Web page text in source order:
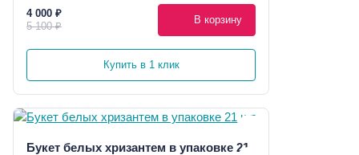
4 000 ₽
5 100 ₽
В корзину
Купить в 1 клик
Букет белых хризантем в упаковке 21